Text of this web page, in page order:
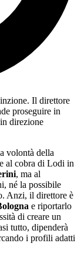
Il direttore
proseguire in
direzione
volontà della
al cobra di Lodi in
, ma al
né la possibile
Anzi, il direttore è
e riportarlo
di creare un
tutto, dipenderà
i profili adatti